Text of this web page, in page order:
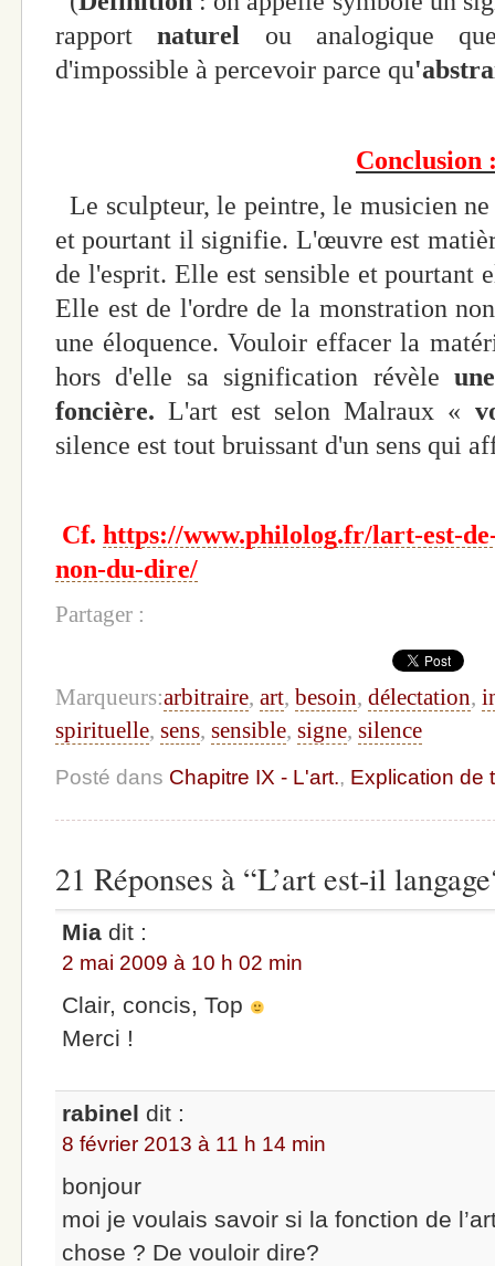
rapportnaturel ou analogique
d'impossible à percevoir parce qu
Conclusion
Le sculpteur, le peintre, le musicien
et pourtant il signifie. L'œuvre est
de l'esprit. Elle est sensible et
Elle est de l'ordre de la monstration
une éloquence. Vouloir effacer la
hors d'elle sa signification révèle
foncière.L'art est selon Malraux «
silence est tout bruissant d'un sens qui
Cf. https://www.philolog.fr/lart-est-
non-du-dire/
Partager :
Marqueurs:arbitraire, art, besoin, délectation,
spirituelle, sens, sensible, signe, silence
Posté dans Chapitre IX - L'art., Explication de
21 Réponses à “L’art est-il
Mia dit :
2 mai 2009 à 10 h 02 min
Clair, concis, Top
Merci !
rabinel dit :
8 février 2013 à 11 h 14 min
bonjour
moi je voulais savoir si la fonction de
chose ? De vouloir dire?